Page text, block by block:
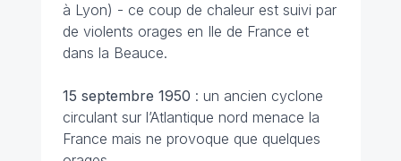
à Lyon) - ce coup de chaleur est suivi par
de violents orages en Ile de France et
dans la Beauce.
15 septembre 1950 : un ancien cyclone
circulant sur l’Atlantique nord menace la
France mais ne provoque que quelques